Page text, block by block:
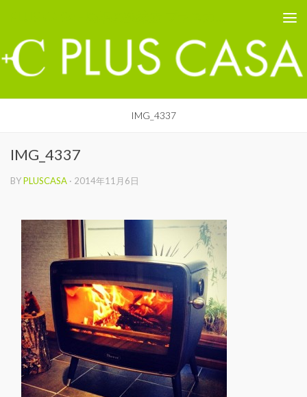
IMG_4337
IMG_4337
BYPLUSCASA · 2014年11月6日